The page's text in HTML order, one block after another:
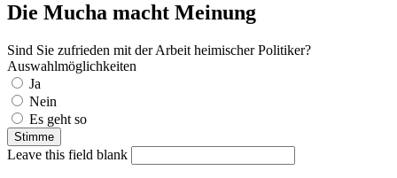
Die Mucha macht Meinung
Sind Sie zufrieden mit der Arbeit heimischer Politiker?
Auswahlmöglichkeiten
Ja
Nein
Es geht so
Leave this field blank